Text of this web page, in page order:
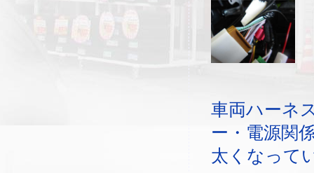
車両ハーネ
ー・電源関
太くなって